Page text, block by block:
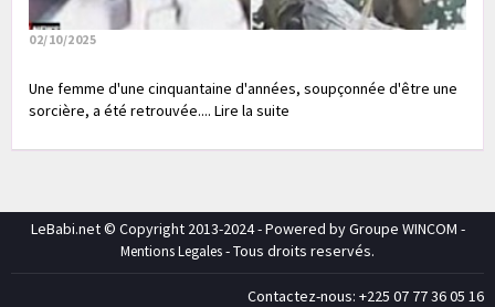
02/10/2025
Une femme d'une cinquantaine d'années, soupçonnée d'être une
sorcière, a été retrouvée.... Lire la suite
LeBabi.net © Copyright 2013-2024 - Powered by Groupe WINCOM -
Mentions Legales- Tous droits reservés.
Contactez-nous: +225 07 77 36 05 16